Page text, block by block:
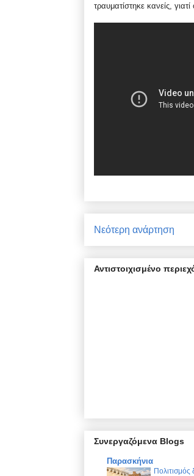
τραυματίστηκε κανείς,
Νεότερη ανάρτηση
Αντιστοιχισμένο
Συνεργαζόμενα Blogs
Παρασκήνια
Πολιτισμός